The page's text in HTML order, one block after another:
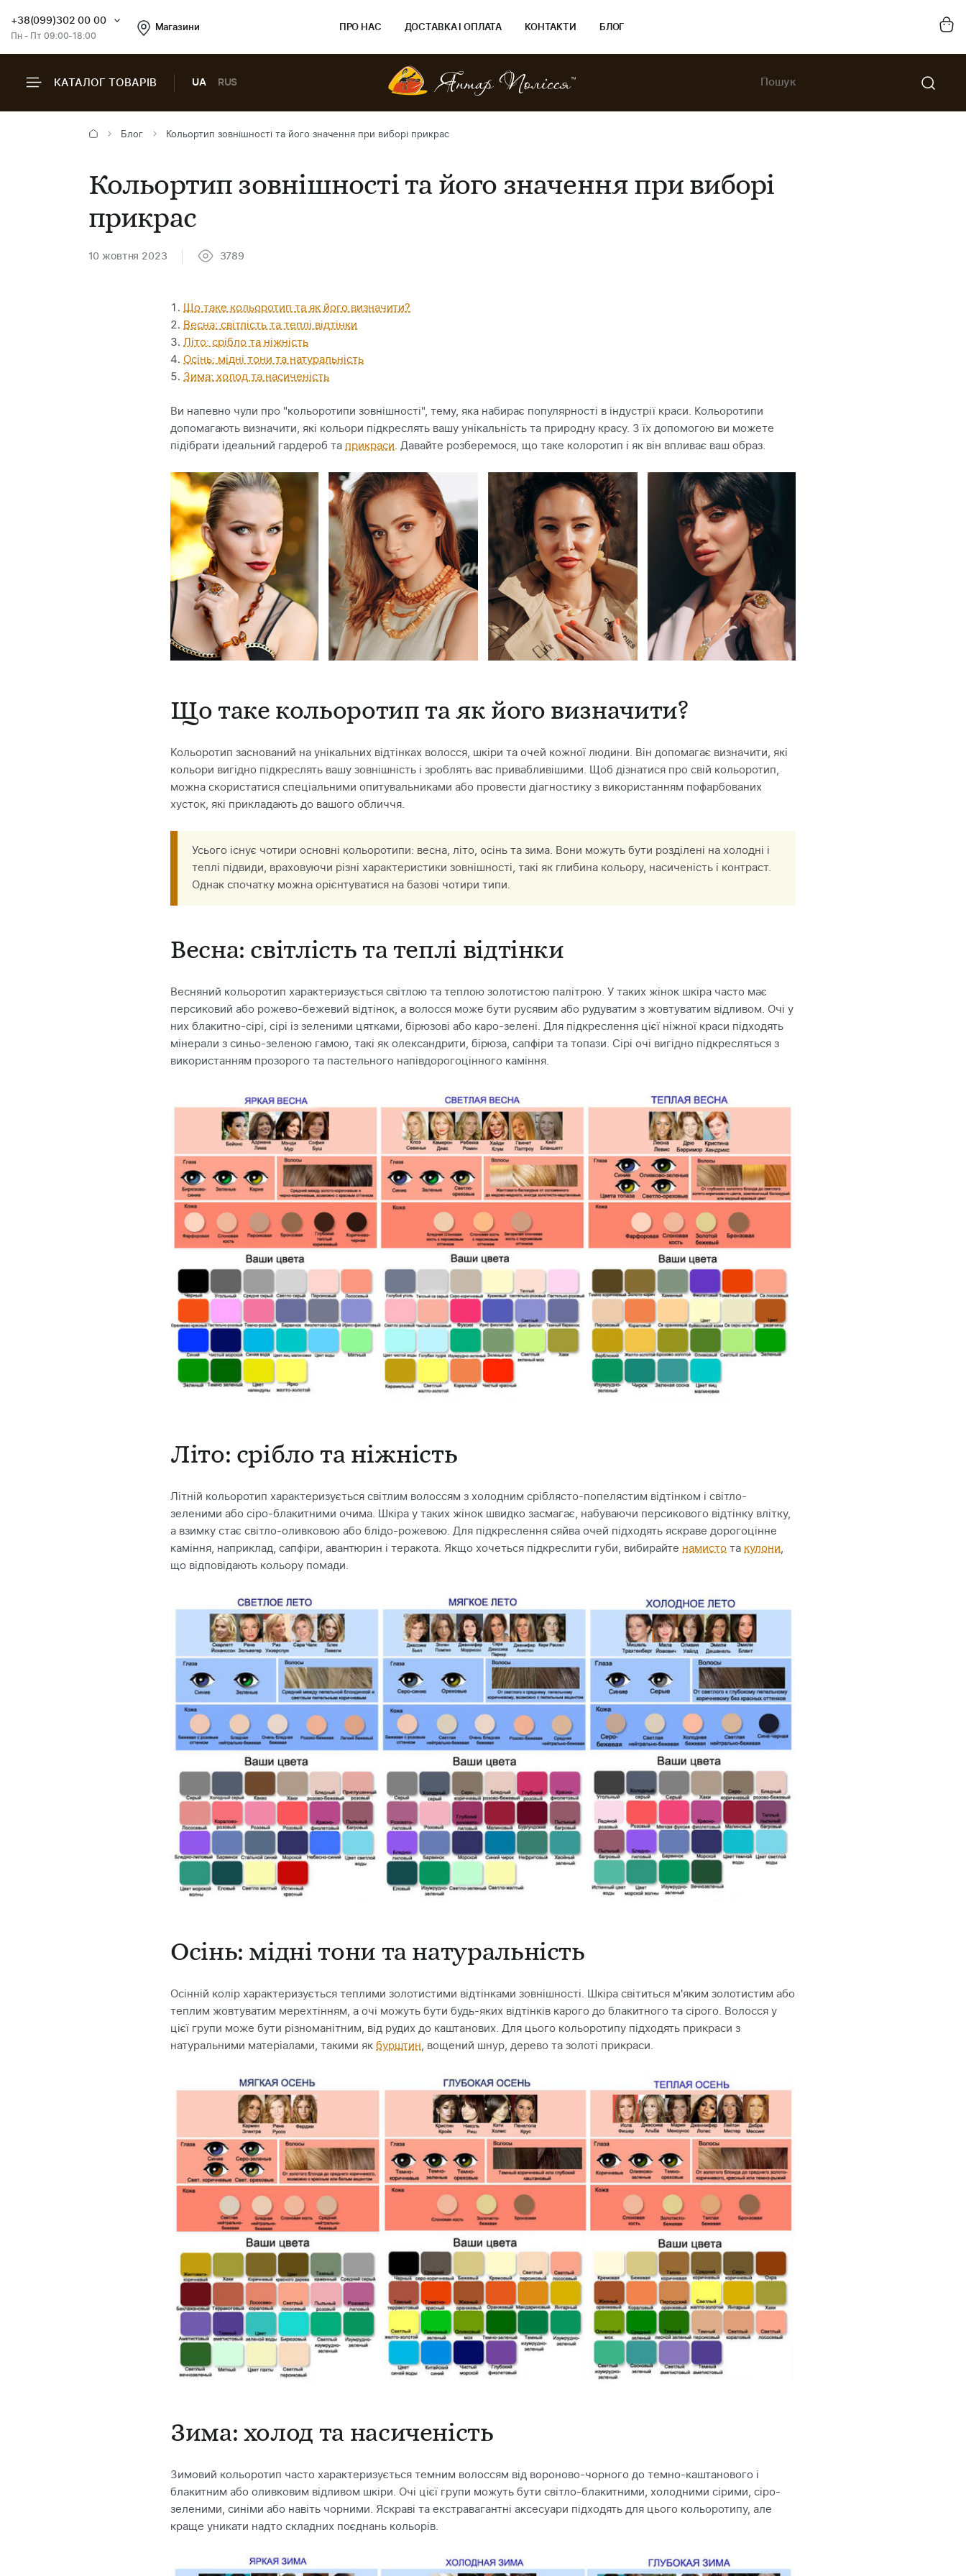
+38(099)302 00 00
Пн - Пт 09:00-18:00
Магазини ПРО НАС ДОСТАВКА І ОПЛАТА КОНТАКТИ БЛОГ
КАТАЛОГ ТОВАРІВ UA RUS
Блог Кольортип зовнішності та його значення при виборі прикрас
Кольортип зовнішності та його значення при виборі
прикрас
10 жовтня 2023 3789
Що таке кольоротип та як його визначити?
Весна: світлість та теплі відтінки
Літо: срібло та ніжність
Осінь: мідні тони та натуральність
Зима: холод та насиченість
Ви напевно чули про "кольоротипи зовнішності", тему, яка набирає популярності в індустрії краси. Кольоротипи
допомагають визначити, які кольори підкреслять вашу унікальність та природну красу. З їх допомогою ви можете
підібрати ідеальний гардероб та прикраси. Давайте розберемося, що таке колоротип і як він впливає ваш образ.
Що таке кольоротип та як його визначити?
Кольоротип заснований на унікальних відтінках волосся, шкіри та очей кожної людини. Він допомагає визначити, які
кольори вигідно підкреслять вашу зовнішність і зроблять вас привабливішими. Щоб дізнатися про свій кольоротип,
можна скористатися спеціальними опитувальниками або провести діагностику з використанням пофарбованих
хусток, які прикладають до вашого обличчя.
Усього існує чотири основні кольоротипи: весна, літо, осінь та зима. Вони можуть бути розділені на холодні і
теплі підвиди, враховуючи різні характеристики зовнішності, такі як глибина кольору, насиченість і контраст.
Однак спочатку можна орієнтуватися на базові чотири типи.
Весна: світлість та теплі відтінки
Весняний кольоротип характеризується світлою та теплою золотистою палітрою. У таких жінок шкіра часто має
персиковий або рожево-бежевий відтінок, а волосся може бути русявим або рудуватим з жовтуватим відливом. Очі у
них блакитно-сірі, сірі із зеленими цятками, бірюзові або каро-зелені. Для підкреслення цієї ніжної краси підходять
мінерали з синьо-зеленою гамою, такі як олександрити, бірюза, сапфіри та топази. Сірі очі вигідно підкресляться з
використанням прозорого та пастельного напівдорогоцінного каміння.
Літо: срібло та ніжність
Літній кольоротип характеризується світлим волоссям з холодним сріблясто-попелястим відтінком і світло-
зеленими або сіро-блакитними очима. Шкіра у таких жінок швидко засмагає, набуваючи персикового відтінку влітку,
а взимку стає світло-оливковою або блідо-рожевою. Для підкреслення сяйва очей підходять яскраве дорогоцінне
каміння, наприклад, сапфіри, авантюрин і теракота. Якщо хочеться підкреслити губи, вибирайте намисто та кулони,
що відповідають кольору помади.
Осінь: мідні тони та натуральність
Осінній колір характеризується теплими золотистими відтінками зовнішності. Шкіра світиться м'яким золотистим або
теплим жовтуватим мерехтінням, а очі можуть бути будь-яких відтінків карого до блакитного та сірого. Волосся у
цієї групи може бути різноманітним, від рудих до каштанових. Для цього кольоротипу підходять прикраси з
натуральними матеріалами, такими як бурштин, вощений шнур, дерево та золоті прикраси.
Зима: холод та насиченість
Зимовий кольоротип часто характеризується темним волоссям від вороново-чорного до темно-каштанового і
блакитним або оливковим відливом шкіри. Очі цієї групи можуть бути світло-блакитними, холодними сірими, сіро-
зеленими, синіми або навіть чорними. Яскраві та екстравагантні аксесуари підходять для цього кольоротипу, але
краще уникати надто складних поєднань кольорів.